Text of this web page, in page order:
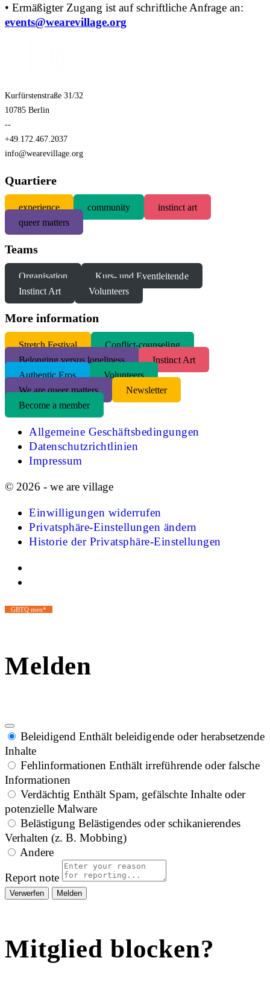
• Ermäßigter Zugang ist auf schriftliche Anfrage an:
events@wearevillage.org
Kurfürstenstraße 31/32
10785 Berlin
--
+49.172.467.2037
info@wearevillage.org
Quartiere
experience community
instinct art
queer matters
Teams
Organisation
Kurs- und Eventleitende
Instinct Art
Volunteers
More information
Stretch Festival
Conflict-counseling
Belonging versus loneliness
Instinct Art
Authentic Eros
Volunteers
We are queer matters
Newsletter
Become a member
Allgemeine Geschäftsbedingungen
Datenschutzrichtlinien
Impressum
© 2026 - we are village
Einwilligungen widerrufen
Privatsphäre-Einstellungen ändern
Historie der Privatsphäre-Einstellungen
GBTQ men*
Melden
Beleidigend Enthält beleidigende oder herabsetzende
Inhalte
Fehlinformationen Enthält irreführende oder falsche
Informationen
Verdächtig Enthält Spam, gefälschte Inhalte oder
potenzielle Malware
Belästigung Belästigendes oder schikanierendes
Verhalten (z. B. Mobbing)
Andere
Report note
Melden
Mitglied blocken?